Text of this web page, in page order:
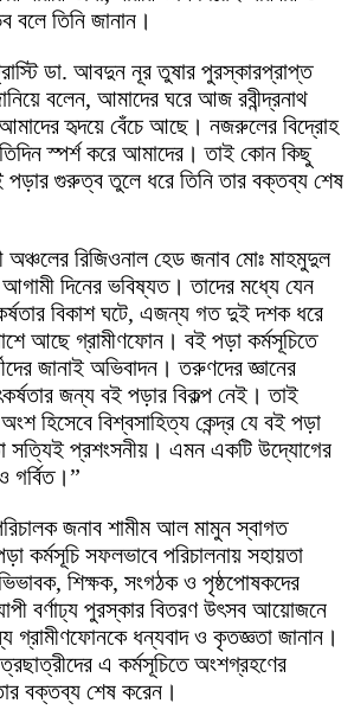
বলে তিনি জানান।
ডা. আবদুন নূর তুষার পুরস্কারপ্রাপ্ত
বলেন, আমাদের ঘরে আজ রবীন্দ্রনাথ
হৃদয়ে বেঁচে আছে। নজরুলের বিদ্রোহ
স্পর্শ করে আমাদের। তাই কোন কিছু
পড়ার গুরুত্ব তুলে ধরে তিনি তার বক্তব্য শেষ
অঞ্চলের রিজিওনাল হেড জনাব মোঃ মাহমুদুল
দিনের ভবিষ্যত। তাদের মধ্যে যেন
বিকাশ ঘটে, এজন্য গত দুই দশক ধরে
আছে গ্রামীণফোন। বই পড়া কর্মসূচিতে
জানাই অভিবাদন। তরুণদের জ্ঞানের
জন্য বই পড়ার বিকল্প নেই। তাই
হিসেবে বিশ্বসাহিত্য কেন্দ্র যে বই পড়া
সত্যিই প্রশংসনীয়। এমন একটি উদ্যোগের
গর্বিত।”
জনাব শামীম আল মামুন স্বাগত
কর্মসূচি সফলভাবে পরিচালনায় সহায়তা
শিক্ষক, সংগঠক ও পৃষ্ঠপোষকদের
বর্ণাঢ্য পুরস্কার বিতরণ উৎসব আয়োজনে
গ্রামীণফোনকে ধন্যবাদ ও কৃতজ্ঞতা জানান।
এ কর্মসূচিতে অংশগ্রহণের
বক্তব্য শেষ করেন।